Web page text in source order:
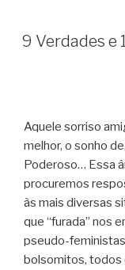
9 Verdades e
Aquele sorriso
melhor, o sonho
Poderoso… Essa
procuremos
às mais diversas
que “furada” nos
pseudo-
bolsomitos, todos